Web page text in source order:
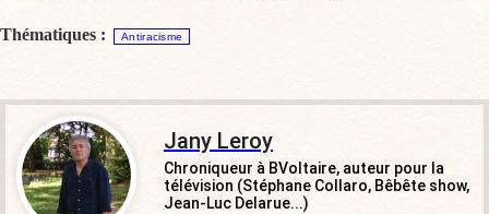
Thématiques : Antiracisme
Jany Leroy
Chroniqueur à BVoltaire, auteur pour la
télévision (Stéphane Collaro, Bêbête show,
Jean-Luc Delarue...)